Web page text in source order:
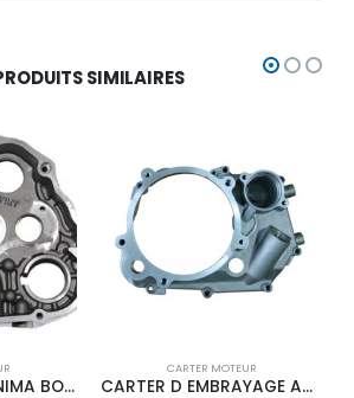
SIMILAIRES
CARTER DROIT ANIMA BOITE 5
CARTER MOTEUR
CARTER D EMBRAYAGE ANIMA